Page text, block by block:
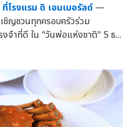
รงแรม ดิ เอมเมอรัลด์ —
ชิญชวนทุกครอบครัวร่วม
งจำที่ดี ใน "วันพ่อแห่งชาติ" 5 ธ...